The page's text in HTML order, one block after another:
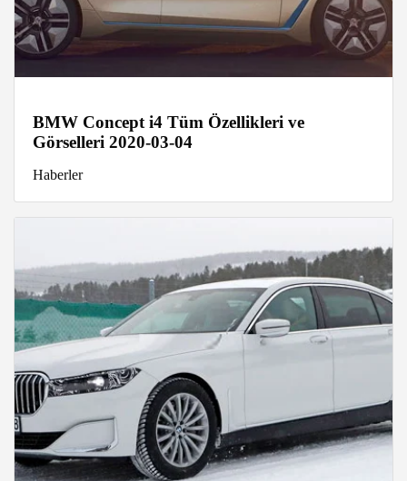
BMW Concept i4 Tüm Özellikleri ve
Görselleri 2020-03-04
Haberler